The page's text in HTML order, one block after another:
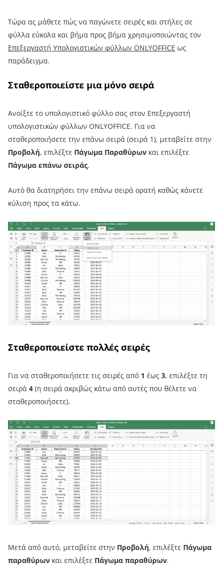
Τώρα ας μάθετε πώς να παγώνετε σειρές και στήλες σε
φύλλα εύκολα και βήμα προς βήμα χρησιμοποιώντας τον
Επεξεργαστή Υπολογιστικών φύλλων ONLYOFFICE ως
παράδειγμα.
Σταθεροποιείστε μια μόνο σειρά
Ανοίξτε το υπολογιστικό φύλλο σας στον Επεξεργαστή
υπολογιστικών φύλλων ONLYOFFICE. Για να
σταθεροποιήσετε την επάνω σειρά (σειρά 1), μεταβείτε στην
Προβολή, επιλέξτε Πάγωμα Παραθύρων και επιλέξτε
Πάγωμα επάνω σειράς.
Αυτό θα διατηρήσει την επάνω σειρά ορατή καθώς κάνετε
κύλιση προς τα κάτω.
Σταθεροποιείστε πολλές σειρές
Για να σταθεροποιήσετε τις σειρές από 1 έως 3, επιλέξτε τη
σειρά 4 (η σειρά ακριβώς κάτω από αυτές που θέλετε να
σταθεροποιήσετε).
Μετά από αυτό, μεταβείτε στην Προβολή, επιλέξτε Πάγωμα
παραθύρων και επιλέξτε Πάγωμα παραθύρων.